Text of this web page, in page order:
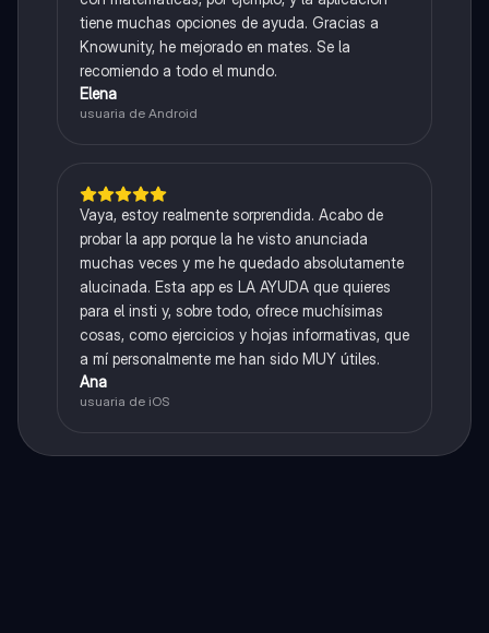
tiene muchas opciones de ayuda. Gracias a
Knowunity, he mejorado en mates. Se la
recomiendo a todo el mundo.
Elena
usuaria de Android
Vaya, estoy realmente sorprendida. Acabo de
probar la app porque la he visto anunciada
muchas veces y me he quedado absolutamente
alucinada. Esta app es LA AYUDA que quieres
para el insti y, sobre todo, ofrece muchísimas
cosas, como ejercicios y hojas informativas, que
a mí personalmente me han sido MUY útiles.
Ana
usuaria de iOS